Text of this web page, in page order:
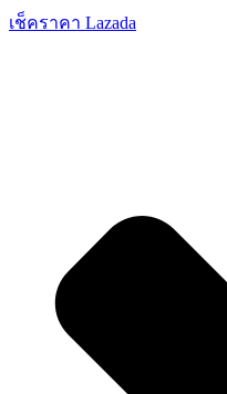
เช็คราคา Lazada